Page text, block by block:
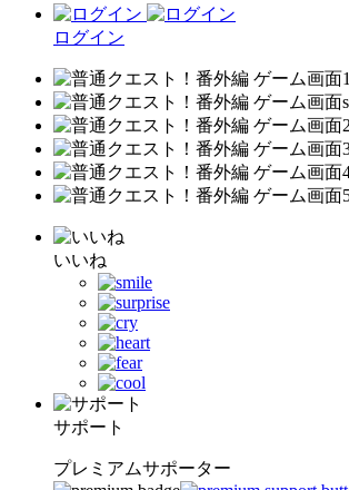
ログイン
いいね
サポート
プレミアムサポーター